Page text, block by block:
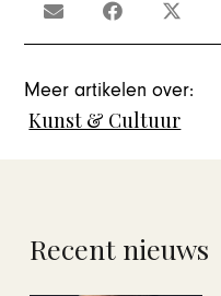
Meer artikelen over:
Kunst & Cultuur
Recent nieuws